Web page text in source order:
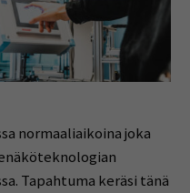
normaaliaikoina joka
Tapahtuma keräsi tänä